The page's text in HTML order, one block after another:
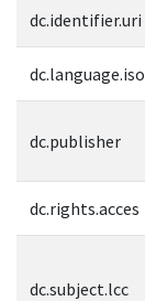
dc.identifier.uri
dc.language.iso
dc.publisher
dc.rights.acces
dc.subject.lcc